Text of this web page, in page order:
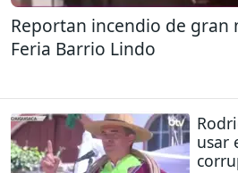
Reportan incendio de gran
Feria Barrio Lindo
usar